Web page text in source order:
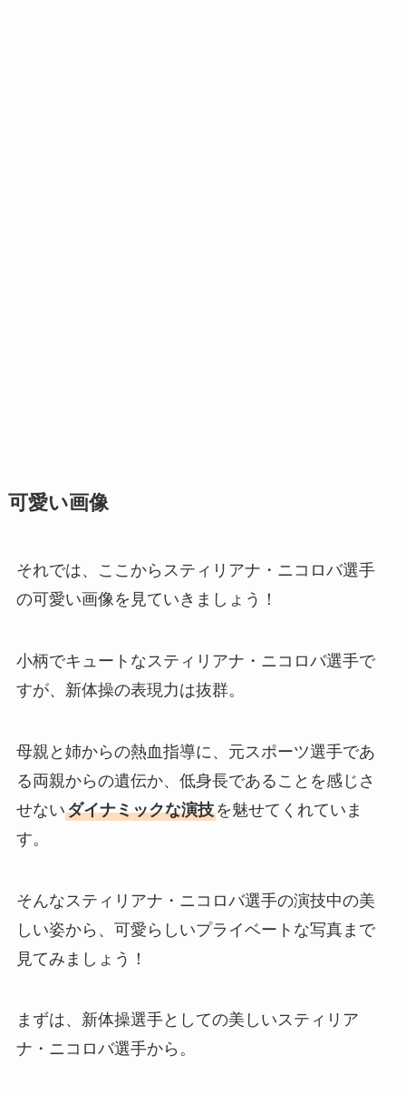
可愛い画像
それでは、ここからスティリアナ・ニコロバ選手
の可愛い画像を見ていきましょう！
小柄でキュートなスティリアナ・ニコロバ選手で
すが、新体操の表現力は抜群。
母親と姉からの熱血指導に、元スポーツ選手であ
る両親からの遺伝か、低身長であることを感じさ
せないダイナミックな演技を魅せてくれていま
す。
そんなスティリアナ・ニコロバ選手の演技中の美
しい姿から、可愛らしいプライベートな写真まで
見てみましょう！
まずは、新体操選手としての美しいスティリア
ナ・ニコロバ選手から。